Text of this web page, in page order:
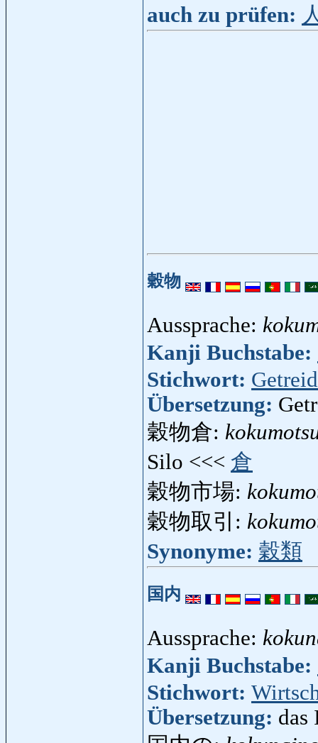
auch zu prüfen:
穀物
Aussprache:
Kanji Buchstabe:
Stichwort:
Übersetzung:
穀物倉:
Silo <<< 倉
穀物市場:
穀物取引:
Synonyme: 穀類
国内
Aussprache:
Kanji Buchstabe:
Stichwort:
Übersetzung: das